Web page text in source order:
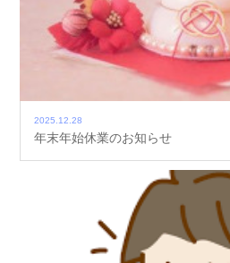
2025.12.28
年末年始休業のお知らせ